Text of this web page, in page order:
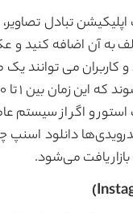
تبادل
به آن اضافه کنید و
کاربران می توانند
و اگر از سیستم
دانلود
یافت می‌شود.